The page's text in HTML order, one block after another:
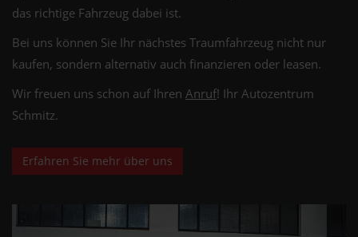
das richtige Fahrzeug dabei ist.
Bei uns können Sie Ihr nächstes Traumfahrzeug nicht nur
kaufen, sondern alternativ auch finanzieren oder leasen.
Wir freuen uns schon auf Ihren Anruf! Ihr Autozentrum
Schmitz.
Erfahren Sie mehr über uns